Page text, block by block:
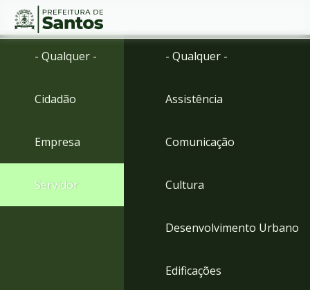
Ir
menu
para
Conteúdo
- Qualquer -
Cidadão
Empresa
Servidor
- Qualquer -
Assistência
Comunicação
Cultura
Desenvolvimento Urbano
Edificações